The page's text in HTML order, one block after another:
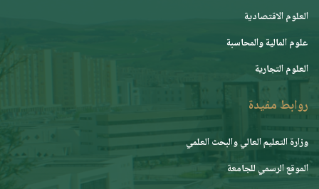
العلوم الاقتصادية
علوم المالية والمحاسبة
العلوم التجارية
روابط مفيدة
وزارة التعليم العالي والبحث العلمي
الموقع الرسمي للجامعة